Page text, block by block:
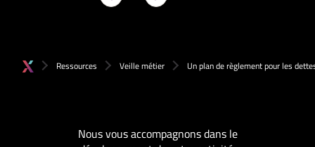
Ressources Veille métier Un plan de règlement pour les
Nous vous accompagnons dans le